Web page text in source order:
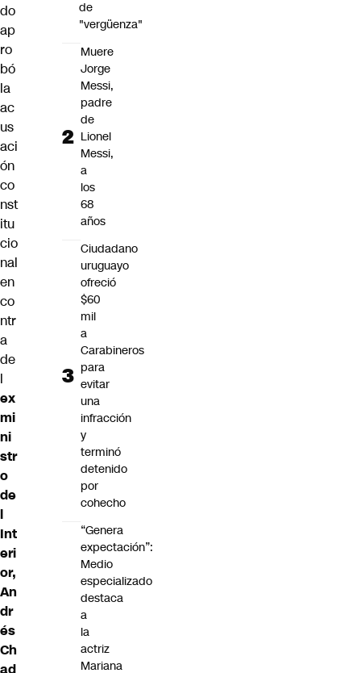
do
ap
ro
bó
la
ac
us
aci
ón
co
nst
itu
cio
nal
en
co
ntr
a
de
l
ex
mi
ni
str
o
de
l
Int
eri
or,
An
dr
és
Ch
ad
de
"vergüenza"
Muere
Jorge
Messi,
padre
de
Lionel
Messi,
a
los
68
años
Ciudadano
uruguayo
ofreció
$60
mil
a
Carabineros
para
evitar
una
infracción
y
terminó
detenido
por
cohecho
“Genera
expectación”:
Medio
especializado
destaca
a
la
actriz
Mariana